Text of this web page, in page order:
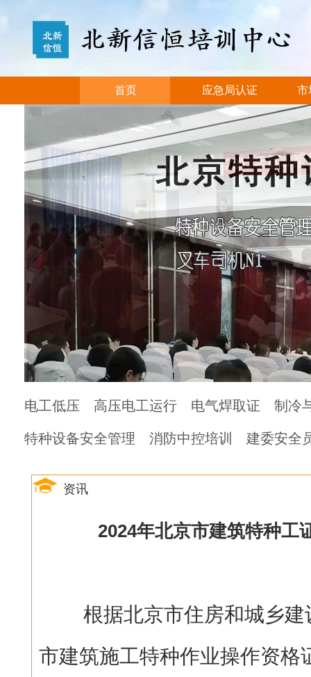
首页 应急局认证 市
电工低压 高压电工运行 电气焊取证 制冷
特种设备安全管理 消防中控培训 建委安全
资讯
2024年北京市建筑特种工
根据北京市住房和城乡建
市建筑施工特种作业操作资格